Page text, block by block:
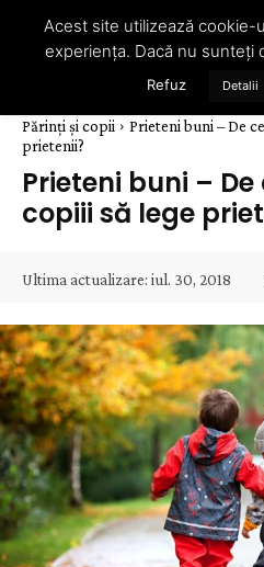
Părinți și copii
Prieteni buni – De
prietenii?
Prieteni buni –
copiii să lege
Ultima actualizare: iul. 30, 2018
Acest site utilizează cookie-
experiența. Dacă nu sunteți
Refuz Detalii